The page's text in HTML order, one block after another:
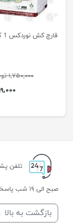
قارچ کش نوردکس 1 کیلوگرم
۱,۷۵۰,۰۰۰ تومان
تلفن پشتیبانی: ۵
صبح الی ۱۹ شب پاسخگوی شما هستیم.
بازگشت به